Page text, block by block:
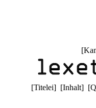
[
[Titelei] [Inhalt] [